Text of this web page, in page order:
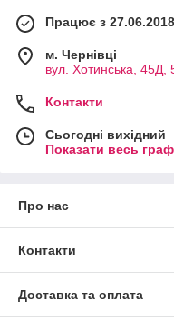
Працює з 27.06.2018
м. Чернівці
вул. Хотинська, 45Д,
Контакти
Сьогодні вихідний
Показати весь
Про нас
Контакти
Доставка та оплата